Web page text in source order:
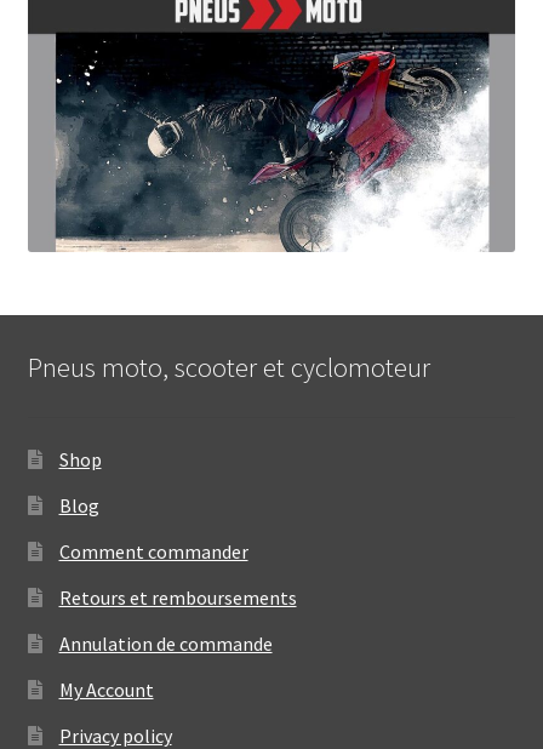
Pneus moto, scooter et cyclomoteur
Shop
Blog
Comment commander
Retours et remboursements
Annulation de commande
My Account
Privacy policy